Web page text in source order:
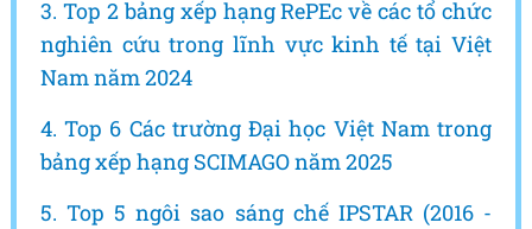
3. Top 2 bảng xếp hạng RePEc về các tổ chức
nghiên cứu trong lĩnh vực kinh tế tại Việt
Nam năm 2024
4. Top 6 Các trường Đại học Việt Nam trong
bảng xếp hạng SCIMAGO năm 2025
5. Top 5 ngôi sao sáng chế IPSTAR (2016 -